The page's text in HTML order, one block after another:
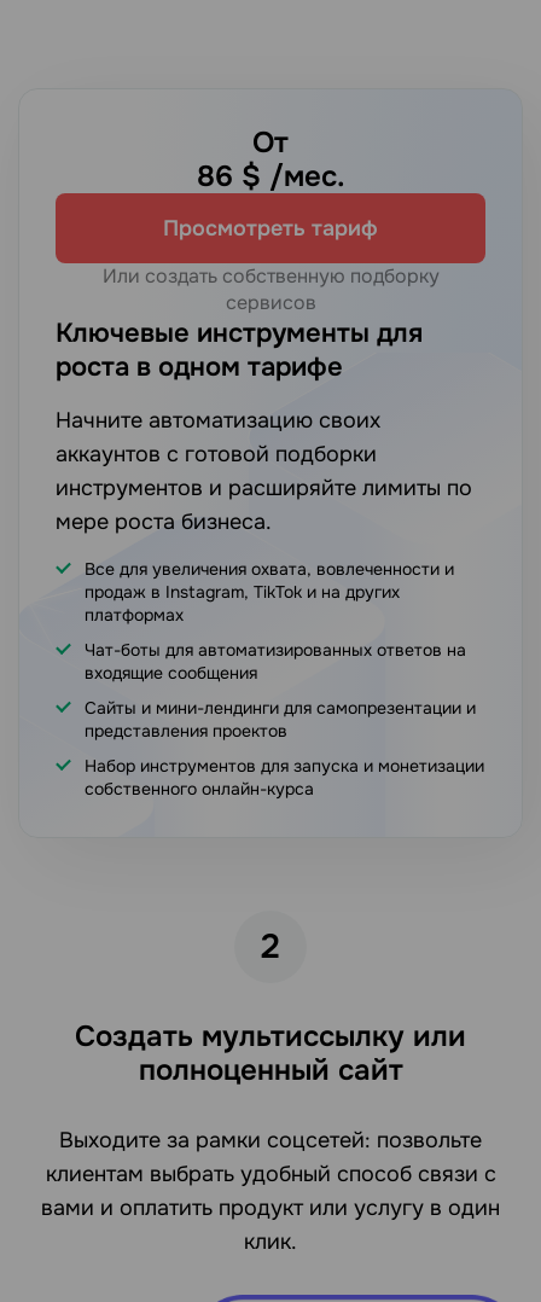
От
86 $ /мес.
Просмотреть тариф
Или создать собственную подборку
сервисов
Ключевые инструменты для
роста в одном тарифе
Начните автоматизацию своих
аккаунтов с готовой подборки
инструментов и расширяйте лимиты по
мере роста бизнеса.
Все для увеличения охвата, вовлеченности и
продаж в Instagram, TikTok и на других
платформах
Чат-боты для автоматизированных ответов на
входящие сообщения
Сайты и мини-лендинги для самопрезентации и
представления проектов
Набор инструментов для запуска и монетизации
собственного онлайн-курса
2
Создать мультиссылку или
полноценный сайт
Выходите за рамки соцсетей: позвольте
клиентам выбрать удобный способ связи с
вами и оплатить продукт или услугу в один
клик.